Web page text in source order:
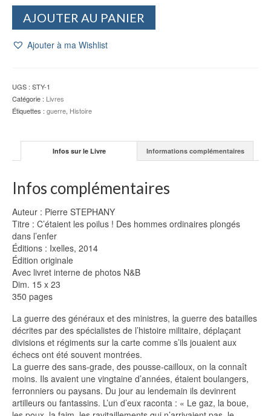
les
-
Pierre
STEPHANY
AJOUTER AU PANIER
Ajouter à ma Wishlist
UGS : STY-1
Catégorie : Livres
Étiquettes : guerre, Histoire
Infos sur le Livre Informations complémentaires
Infos complémentaires
Auteur : Pierre STEPHANY
Titre : C’étaient les poilus ! Des hommes ordinaires plongés
dans l’enfer
Éditions : Ixelles, 2014
Édition originale
Avec livret interne de photos N&B
Dim. 15 x 23
350 pages
La guerre des généraux et des ministres, la guerre des batailles
décrites par des spécialistes de l’histoire militaire, déplaçant
divisions et régiments sur la carte comme s’ils jouaient aux
échecs ont été souvent montrées.
La guerre des sans-grade, des pousse-cailloux, on la connaît
moins. Ils avaient une vingtaine d’années, étaient boulangers,
ferronniers ou paysans. Du jour au lendemain ils devinrent
artilleurs ou fantassins. L’un d’eux raconta : « Le gaz, la boue,